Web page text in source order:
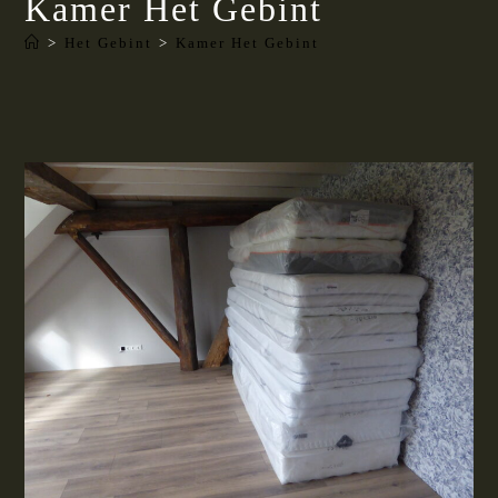
Kamer Het Gebint
> Het Gebint > Kamer Het Gebint